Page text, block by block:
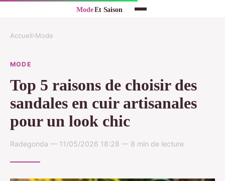
Accueil›Mode
MODE
Top 5 raisons de choisir des
sandales en cuir artisanales
pour un look chic
Radegonda — 11/05/2026 18:28 — 8 min de lecture